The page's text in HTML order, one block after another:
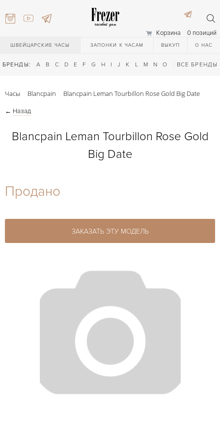
Корзина 0 позиций
ШВЕЙЦАРСКИЕ ЧАСЫ ЗАПОНКИ К ЧАСАМ ВЫКУП О НАС
БРЕНДЫ: A B C D E F G H I J K L M N O Q R S T
ВСЕ БРЕНДЫ
27-44
Часы Blancpain Blancpain Leman Tourbillon Rose Gold Big Date
← Назад
Blancpain Leman Tourbillon Rose Gold
Big Date
Продано
ЗАКАЗАТЬ ЭТУ МОДЕЛЬ